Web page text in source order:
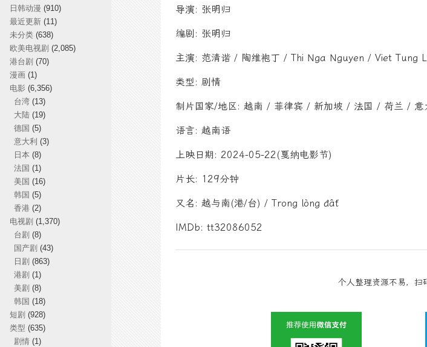
导演: 张明归
编剧: 张明归
主演: 范清谐 / 陶维袍丁 / Thi Nga Nguyen / Viet Tung
类型: 剧情
制片国家/地区: 越南 / 菲律宾 / 新加坡 / 法国 / 荷兰 /
语言: 越南语
上映日期: 2024-05-22(戛纳电影节)
片长: 129分钟
又名: 越与南(港/台) / Trong lòng đất
IMDb: tt32086052
个人整理资源不易，扫
日韩动漫 (910)
最近更新 (11)
未分类 (638)
欧美电视剧 (2,085)
港台剧 (70)
漫画 (1)
电影 (6,356)
台湾(13)
大陆(19)
德国 (5)
意大利 (3)
日本 (8)
法国 (1)
美国 (16)
韩国 (5)
香港 (2)
电视剧 (1,370)
台剧 (8)
国产剧 (43)
日剧 (863)
港剧 (1)
美剧 (8)
韩国 (18)
短剧 (928)
类型 (635)
剧情(1)